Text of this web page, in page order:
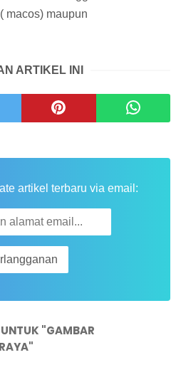
macos) maupun
ARTIKEL INI
artikel terbaru via email:
"GAMBAR